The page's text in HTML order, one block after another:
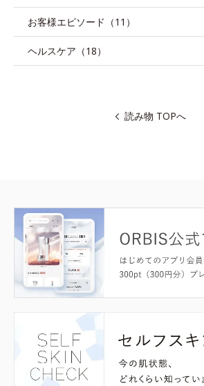
お客様エピソード（11）
ヘルスケア（18）
読み物 TOPへ